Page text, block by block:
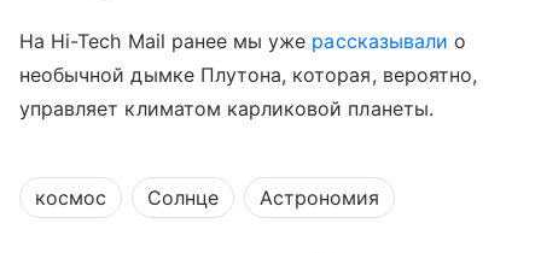
На Hi-Tech Mail ранее мы уже рассказывали о
необычной дымке Плутона, которая, вероятно,
управляет климатом карликовой планеты.
космос Солнце Астрономия